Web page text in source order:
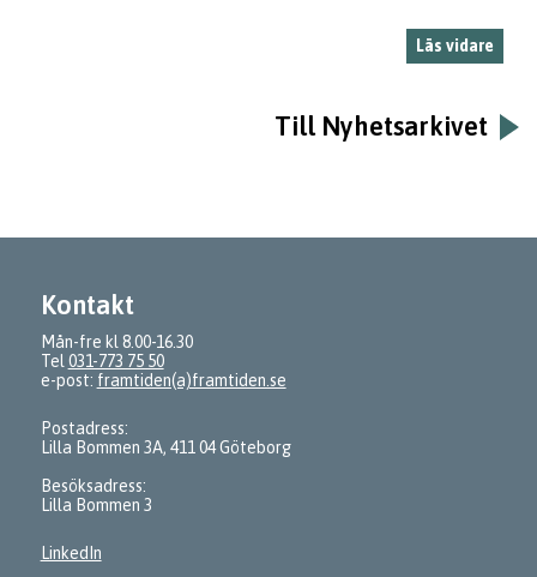
Läs vidare
Till Nyhetsarkivet
Kontakt
Mån-fre kl 8.00-16.30
Tel 031-773 75 50
e-post: framtiden(a)framtiden.se
Postadress:
Lilla Bommen 3A, 411 04 Göteborg
Besöksadress:
Lilla Bommen 3
LinkedIn